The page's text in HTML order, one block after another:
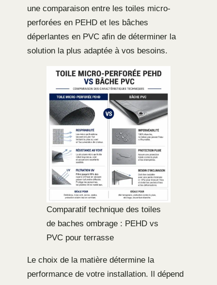
une comparaison entre les toiles micro-
perforées en PEHD et les bâches
déperlantes en PVC afin de déterminer la
solution la plus adaptée à vos besoins.
Comparatif technique des toiles
de baches ombrage : PEHD vs
PVC pour terrasse
Le choix de la matière détermine la
performance de votre installation. Il dépend